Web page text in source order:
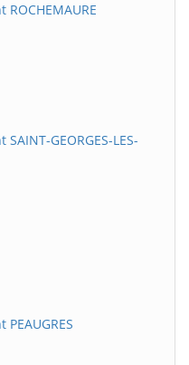
GEORGES-LES-